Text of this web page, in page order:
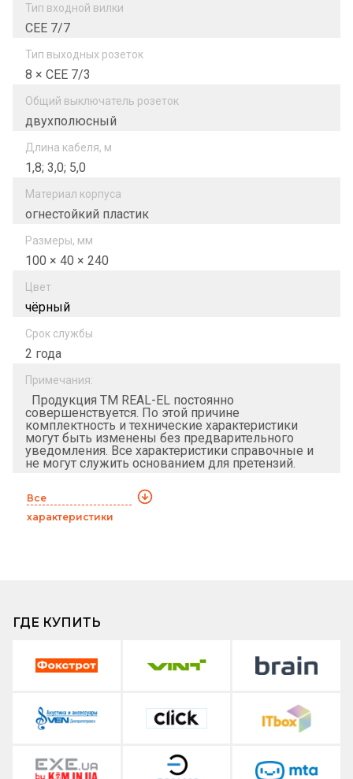
Тип входной вилки
CEE 7/7
Тип выходных розеток
8 × CEE 7/3
Общий выключатель розеток
двухполюсный
Длина кабеля, м
1,8; 3,0; 5,0
Материал корпуса
огнестойкий пластик
Размеры, мм
100 × 40 × 240
Цвет
чёрный
Срок службы
2 года
Примечания:
Продукция ТМ REAL-EL постоянно
совершенствуется. По этой причине
комплектность и технические характеристики
могут быть изменены без предварительного
уведомления. Все характеристики справочные и
не могут служить основанием для претензий.
Все
характеристики
ГДЕ КУПИТЬ